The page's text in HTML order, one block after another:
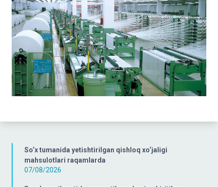
So‘x tumanida yetishtirilgan qishloq xo‘jaligi
mahsulotlari raqamlarda
07/08/2026